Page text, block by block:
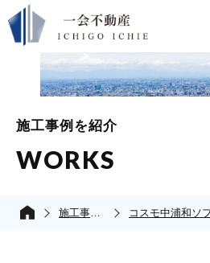
施工事例を紹介
WORKS
施工事例の紹介 コスモ中浦和ソ